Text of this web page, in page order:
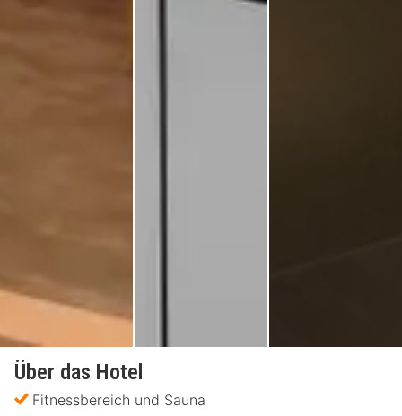
Über das Hotel
Fitnessbereich und Sauna